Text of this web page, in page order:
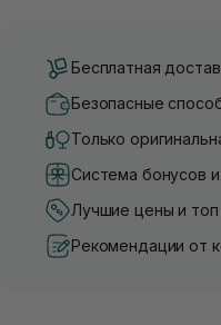
Бесплатная
Безопасные
Только
Система бонусов
Лучшие цены и
Рекомендации от